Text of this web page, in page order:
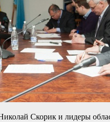
Скорик и лидеры